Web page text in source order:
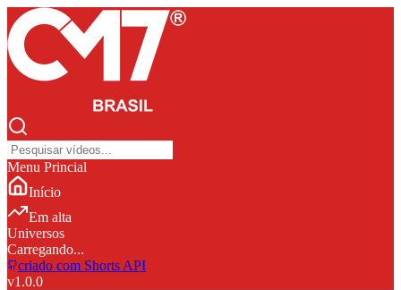
Menu Princial
Início
Em alta
Universos
Carregando...
criado com Shorts API
v1.0.0